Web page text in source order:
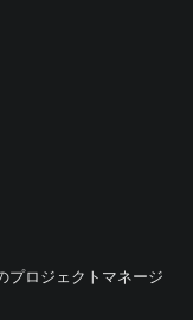
プロジェクトマネージ